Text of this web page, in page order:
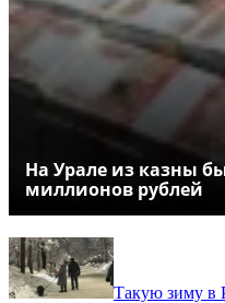
На Урале из казны
миллионов рублей
Такую зиму в